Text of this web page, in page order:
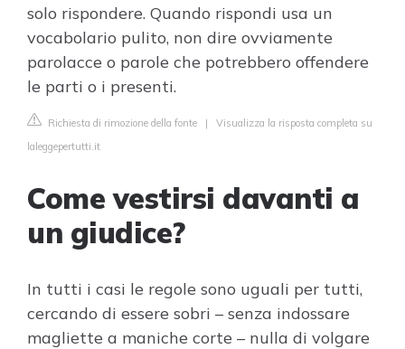
solo rispondere. Quando rispondi usa un
vocabolario pulito, non dire ovviamente
parolacce o parole che potrebbero offendere
le parti o i presenti.
Richiesta di rimozione della fonte | Visualizza la risposta completa su
laleggepertutti.it
Come vestirsi davanti a
un giudice?
In tutti i casi le regole sono uguali per tutti,
cercando di essere sobri – senza indossare
magliette a maniche corte – nulla di volgare